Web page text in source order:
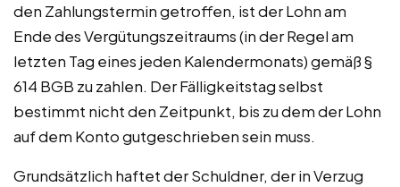
den Zahlungstermin getroffen, ist der Lohn am
Ende des Vergütungszeitraums (in der Regel am
letzten Tag eines jeden Kalendermonats) gemäß §
614 BGB zu zahlen. Der Fälligkeitstag selbst
bestimmt nicht den Zeitpunkt, bis zu dem der Lohn
auf dem Konto gutgeschrieben sein muss.
Grundsätzlich haftet der Schuldner, der in Verzug